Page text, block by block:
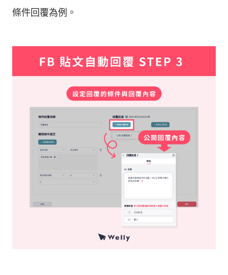
條件回覆為例。